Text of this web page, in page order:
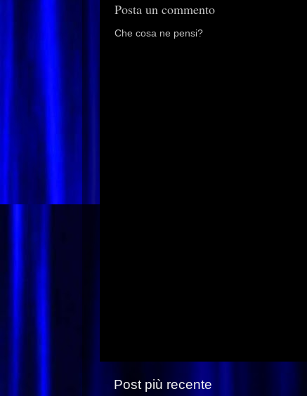
Posta un commento
Che cosa ne pensi?
Post più recente